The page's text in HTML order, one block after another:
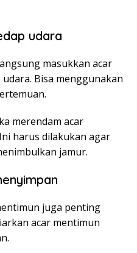
udara
masukkan acar
Bisa menggunakan
merendam acar
harus dilakukan agar
jamur.
juga penting
acar mentimun